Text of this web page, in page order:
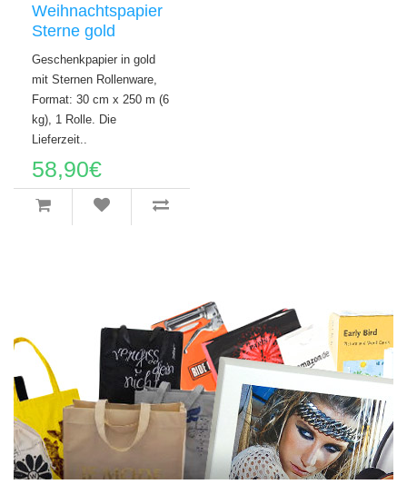
Weihnachtspapier
Sterne gold
Geschenkpapier in gold
mit Sternen Rollenware,
Format: 30 cm x 250 m (6
kg), 1 Rolle. Die
Lieferzeit..
58,90€